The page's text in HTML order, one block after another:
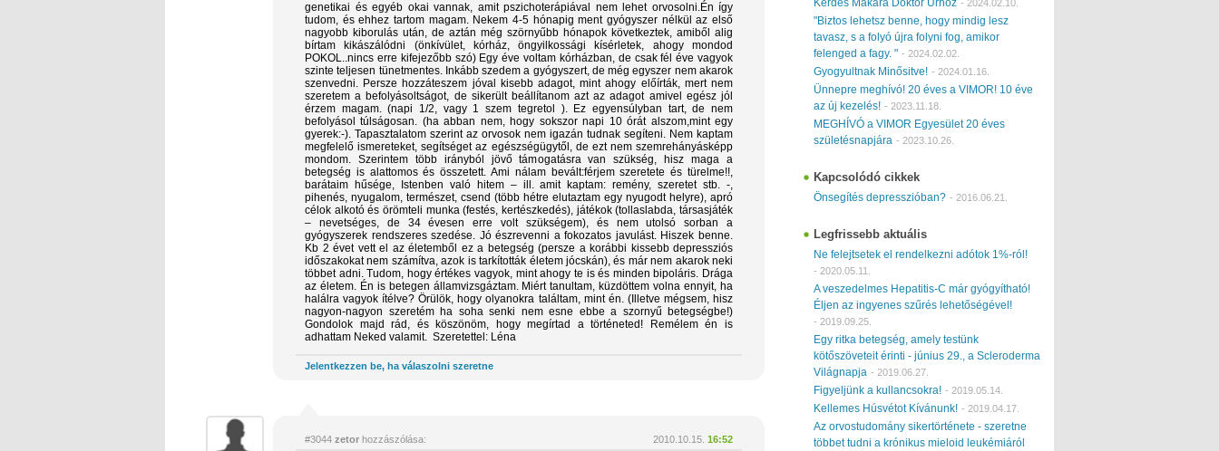
genetikai és egyéb okai vannak, amit pszichoterápiával nem lehet orvosolni.Én így
tudom, és ehhez tartom magam. Nekem 4-5 hónapig ment gyógyszer nélkül az első
nagyobb kiborulás után, de aztán még szörnyűbb hónapok következtek, amiből alig
bírtam kikászálódni (önkívület, kórház, öngyilkossági kísérletek, ahogy mondod
POKOL..nincs erre kifejezőbb szó) Egy éve voltam kórházban, de csak fél éve vagyok
szinte teljesen tünetmentes. Inkább szedem a gyógyszert, de még egyszer nem akarok
szenvedni. Persze hozzáteszem jóval kisebb adagot, mint ahogy előírták, mert nem
szeretem a befolyásoltságot, de sikerült beállítanom azt az adagot amivel egész jól
érzem magam. (napi 1/2, vagy 1 szem tegretol ). Ez egyensúlyban tart, de nem
befolyásol túlságosan. (ha abban nem, hogy sokszor napi 10 órát alszom,mint egy
gyerek:-). Tapasztalatom szerint az orvosok nem igazán tudnak segíteni. Nem kaptam
megfelelő ismereteket, segítséget az egészségügytől, de ezt nem szemrehányásképp
mondom. Szerintem több irányból jövő támogatásra van szükség, hisz maga a
betegség is alattomos és összetett. Ami nálam bevált:férjem szeretete és türelme!!,
barátaim hűsége, Istenben való hitem – ill. amit kaptam: remény, szeretet stb. -,
pihenés, nyugalom, természet, csend (több hétre elutaztam egy nyugodt helyre), apró
célok alkotó és örömteli munka (festés, kertészkedés), játékok (tollaslabda, társasjáték
– nevetséges, de 34 évesen erre volt szükségem), és nem utolsó sorban a
gyógyszerek rendszeres szedése. Jó észrevenni a fokozatos javulást. Hiszek benne.
Kb 2 évet vett el az életemből ez a betegség (persze a korábbi kissebb depressziós
időszakokat nem számítva, azok is tarkították életem jócskán), és már nem akarok neki
többet adni. Tudom, hogy értékes vagyok, mint ahogy te is és minden bipoláris. Drága
az életem. Én is betegen államvizsgáztam. Miért tanultam, küzdöttem volna ennyit, ha
halálra vagyok ítélve? Örülök, hogy olyanokra találtam, mint én. (Illetve mégsem, hisz
nagyon-nagyon szeretém ha soha senki nem esne ebbe a szornyű betegségbe!)
Gondolok majd rád, és köszönöm, hogy megírtad a történeted! Remélem én is
adhattam Neked valamit. Szeretettel: Léna
Jelentkezzen be, ha válaszolni szeretne
#3044 zetor hozzászólása: 2010.10.15. 16:52
Kérdés Makara Doktor Úrhoz - 2024.02.10.
"Biztos lehetsz benne, hogy mindig lesz
tavasz, s a folyó újra folyni fog, amikor
felenged a fagy. " - 2024.02.02.
Gyogyultnak Minősitve! - 2024.01.16.
Ünnepre meghívó! 20 éves a VIMOR! 10 éve
az új kezelés! - 2023.11.18.
MEGHÍVÓ a VIMOR Egyesület 20 éves
születésnapjára - 2023.10.26.
Kapcsolódó cikkek
Önsegítés depresszióban? - 2016.06.21.
Legfrissebb aktuális
Ne felejtsetek el rendelkezni adótok 1%-ról!
- 2020.05.11.
A veszedelmes Hepatitis-C már gyógyítható!
Éljen az ingyenes szűrés lehetőségével!
- 2019.09.25.
Egy ritka betegség, amely testünk
kötőszöveteit érinti - június 29., a Scleroderma
Világnapja - 2019.06.27.
Figyeljünk a kullancsokra! - 2019.05.14.
Kellemes Húsvétot Kívánunk! - 2019.04.17.
Az orvostudomány sikertörténete - szeretne
többet tudni a krónikus mieloid leukémiáról